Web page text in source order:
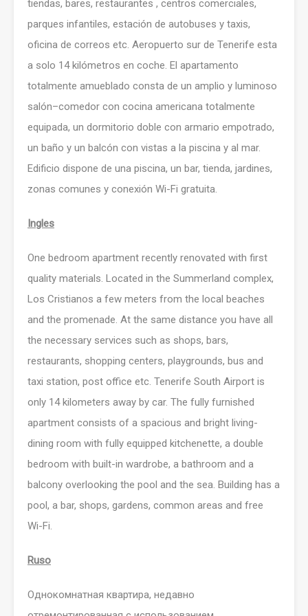
tiendas, bares, restaurantes , centros comerciales,
parques infantiles, estación de autobuses y taxis,
oficina de correos etc. Aeropuerto sur de Tenerife esta
a solo 14 kilómetros en coche. El apartamento
totalmente amueblado consta de un amplio y luminoso
salón–comedor con cocina americana totalmente
equipada, un dormitorio doble con armario empotrado,
un baño y un balcón con vistas a la piscina y al mar.
Edificio dispone de una piscina, un bar, tienda, jardines,
zonas comunes y conexión Wi-Fi gratuita.
Ingles
One bedroom apartment recently renovated with first
quality materials. Located in the Summerland complex,
Los Cristianos a few meters from the local beaches
and the promenade. At the same distance you have all
the necessary services such as shops, bars,
restaurants, shopping centers, playgrounds, bus and
taxi station, post office etc. Tenerife South Airport is
only 14 kilometers away by car. The fully furnished
apartment consists of a spacious and bright living-
dining room with fully equipped kitchenette, a double
bedroom with built-in wardrobe, a bathroom and a
balcony overlooking the pool and the sea. Building has a
pool, a bar, shops, gardens, common areas and free
Wi-Fi.
Ruso
Однокомнатная квартира, недавно